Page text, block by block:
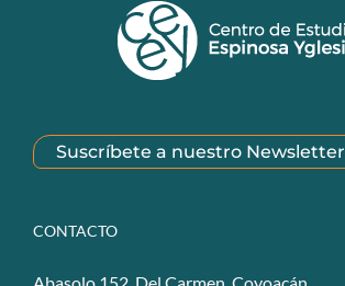
Suscríbete a nuestro Newsletter
CONTACTO